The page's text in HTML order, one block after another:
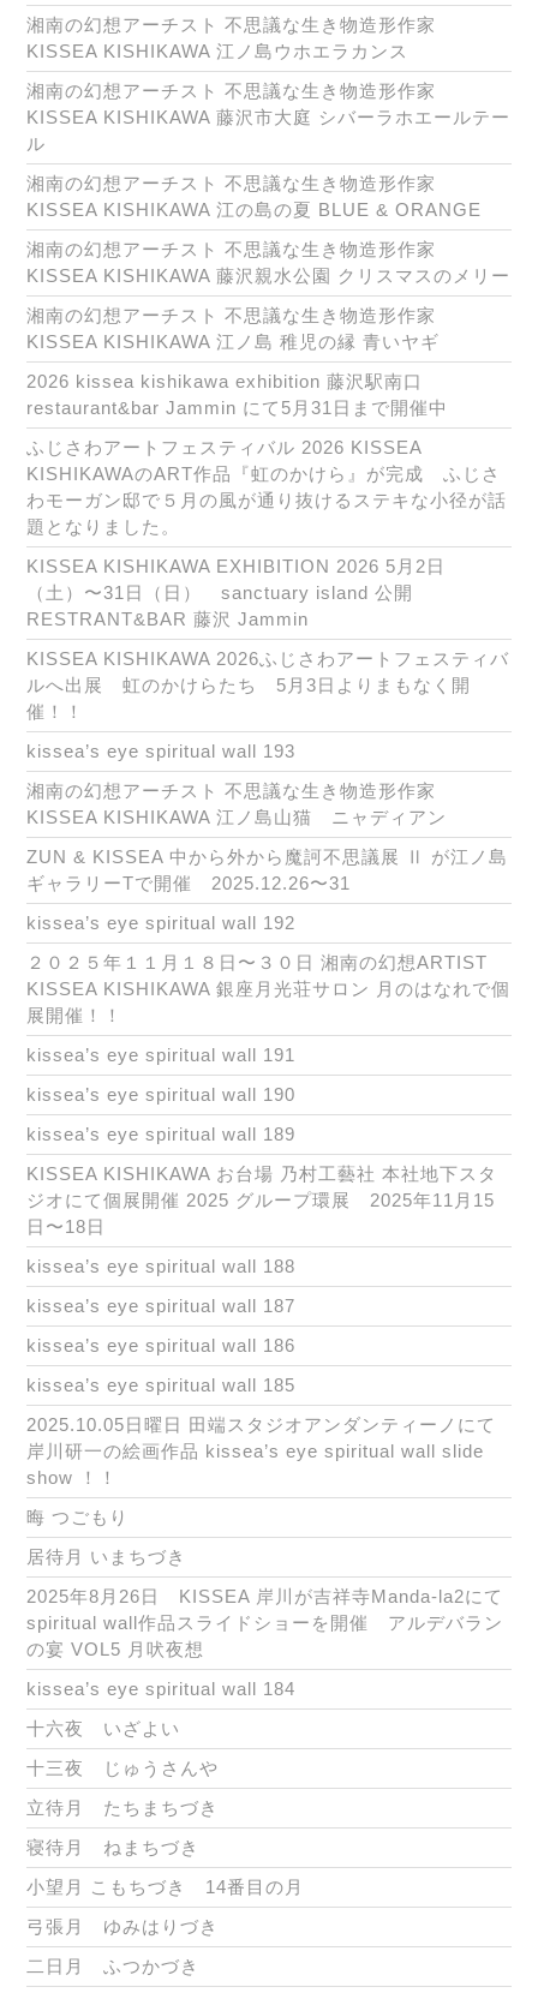
湘南の幻想アーチスト 不思議な生き物造形作家
KISSEA KISHIKAWA 江ノ島ウホエラカンス
湘南の幻想アーチスト 不思議な生き物造形作家
KISSEA KISHIKAWA 藤沢市大庭 シバーラホエールテー
ル
湘南の幻想アーチスト 不思議な生き物造形作家
KISSEA KISHIKAWA 江の島の夏 BLUE & ORANGE
湘南の幻想アーチスト 不思議な生き物造形作家
KISSEA KISHIKAWA 藤沢親水公園 クリスマスのメリー
湘南の幻想アーチスト 不思議な生き物造形作家
KISSEA KISHIKAWA 江ノ島 稚児の縁 青いヤギ
2026 kissea kishikawa exhibition 藤沢駅南口
restaurant&bar Jammin にて5月31日まで開催中
ふじさわアートフェスティバル 2026 KISSEA
KISHIKAWAのART作品『虹のかけら』が完成 ふじさ
わモーガン邸で５月の風が通り抜けるステキな小径が話
題となりました。
KISSEA KISHIKAWA EXHIBITION 2026 5月2日
（土）〜31日（日） sanctuary island 公開
RESTRANT&BAR 藤沢 Jammin
KISSEA KISHIKAWA 2026ふじさわアートフェスティバ
ルへ出展 虹のかけらたち 5月3日よりまもなく開
催！！
kissea’s eye spiritual wall 193
湘南の幻想アーチスト 不思議な生き物造形作家
KISSEA KISHIKAWA 江ノ島山猫 ニャディアン
ZUN & KISSEA 中から外から魔訶不思議展 Ⅱ が江ノ島
ギャラリーTで開催 2025.12.26〜31
kissea’s eye spiritual wall 192
２０２５年１１月１８日〜３０日 湘南の幻想ARTIST
KISSEA KISHIKAWA 銀座月光荘サロン 月のはなれで個
展開催！！
kissea’s eye spiritual wall 191
kissea’s eye spiritual wall 190
kissea’s eye spiritual wall 189
KISSEA KISHIKAWA お台場 乃村工藝社 本社地下スタ
ジオにて個展開催 2025 グループ環展 2025年11月15
日〜18日
kissea’s eye spiritual wall 188
kissea’s eye spiritual wall 187
kissea’s eye spiritual wall 186
kissea’s eye spiritual wall 185
2025.10.05日曜日 田端スタジオアンダンティーノにて
岸川研一の絵画作品 kissea’s eye spiritual wall slide
show ！！
晦 つごもり
居待月 いまちづき
2025年8月26日 KISSEA 岸川が吉祥寺Manda-la2にて
spiritual wall作品スライドショーを開催 アルデバラン
の宴 VOL5 月吠夜想
kissea’s eye spiritual wall 184
十六夜 いざよい
十三夜 じゅうさんや
立待月 たちまちづき
寝待月 ねまちづき
小望月 こもちづき 14番目の月
弓張月 ゆみはりづき
二日月 ふつかづき